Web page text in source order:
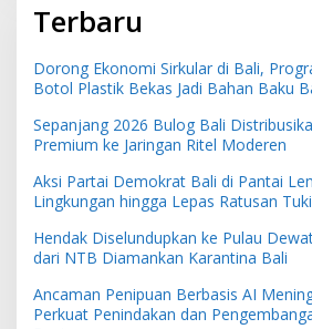
Terbaru
Dorong Ekonomi Sirkular di Bali,
Botol Plastik Bekas Jadi Bahan Baku
Sepanjang 2026 Bulog Bali
Premium ke Jaringan Ritel Moderen
Aksi Partai Demokrat Bali di Pantai
Lingkungan hingga Lepas Ratusan
Hendak Diselundupkan ke Pulau
dari NTB Diamankan Karantina Bali
Ancaman Penipuan Berbasis AI
Perkuat Penindakan dan